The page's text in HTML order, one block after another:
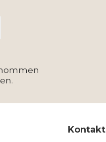
Kontakt